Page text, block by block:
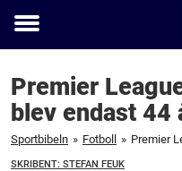
Toggle
Premier
blev endast 44
Sportbibeln » Fotboll »
SKRIBENT: STEFAN FEUK